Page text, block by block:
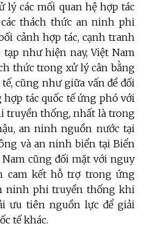
lý các mối quan hệ hợp tác
thách thức an ninh phi
cảnh hợp tác, cạnh tranh
như hiện nay, Việt Nam
thức trong xử lý cân bằng
cũng như giữa vấn đề đối
tác quốc tế ứng phó với
truyền thống, nhất là trong
an ninh nguồn nước tại
và an ninh biển tại Biển
cũng đối mặt với nguy
cam kết hỗ trợ trong ứng
ninh phi truyền thống khi
ưu tiên nguồn lực để giải
tế khác.